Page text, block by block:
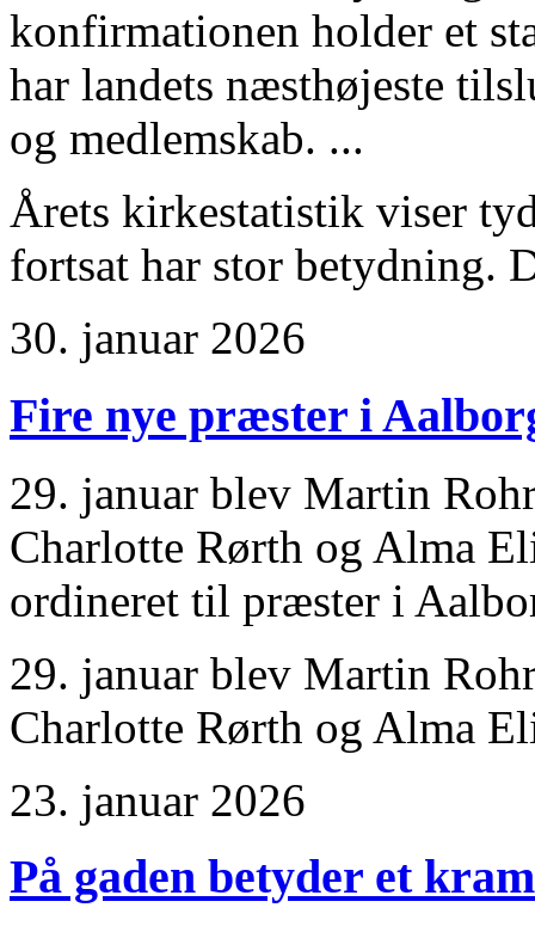
konfirmationen holder et
har landets næsthøjeste
og medlemskab. ...
Årets kirkestatistik viser
fortsat har stor betydning.
30. januar 2026
Fire nye præster i
29. januar blev Martin
Charlotte Rørth og Alma
ordineret til præster i
29. januar blev Martin
Charlotte Rørth og Alma
23. januar 2026
På gaden betyder et